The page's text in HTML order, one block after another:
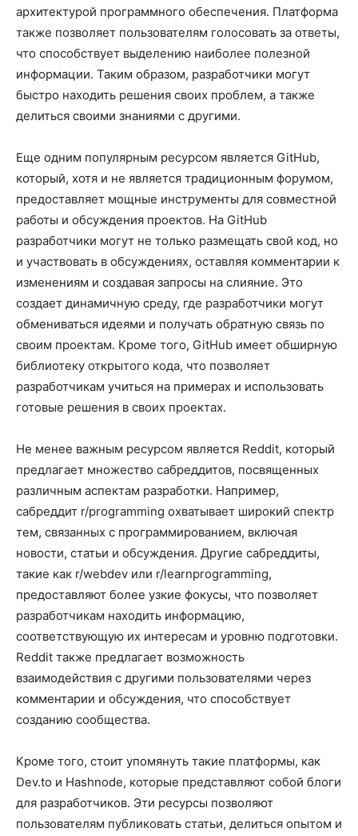
архитектурой программного обеспечения. Платформа
также позволяет пользователям голосовать за ответы,
что способствует выделению наиболее полезной
информации. Таким образом, разработчики могут
быстро находить решения своих проблем, а также
делиться своими знаниями с другими.
Еще одним популярным ресурсом является GitHub,
который, хотя и не является традиционным форумом,
предоставляет мощные инструменты для совместной
работы и обсуждения проектов. На GitHub
разработчики могут не только размещать свой код, но
и участвовать в обсуждениях, оставляя комментарии к
изменениям и создавая запросы на слияние. Это
создает динамичную среду, где разработчики могут
обмениваться идеями и получать обратную связь по
своим проектам. Кроме того, GitHub имеет обширную
библиотеку открытого кода, что позволяет
разработчикам учиться на примерах и использовать
готовые решения в своих проектах.
Не менее важным ресурсом является Reddit, который
предлагает множество сабреддитов, посвященных
различным аспектам разработки. Например,
сабреддит r/programming охватывает широкий спектр
тем, связанных с программированием, включая
новости, статьи и обсуждения. Другие сабреддиты,
такие как r/webdev или r/learnprogramming,
предоставляют более узкие фокусы, что позволяет
разработчикам находить информацию,
соответствующую их интересам и уровню подготовки.
Reddit также предлагает возможность
взаимодействия с другими пользователями через
комментарии и обсуждения, что способствует
созданию сообщества.
Кроме того, стоит упомянуть такие платформы, как
Dev.to и Hashnode, которые представляют собой блоги
для разработчиков. Эти ресурсы позволяют
пользователям публиковать статьи, делиться опытом и